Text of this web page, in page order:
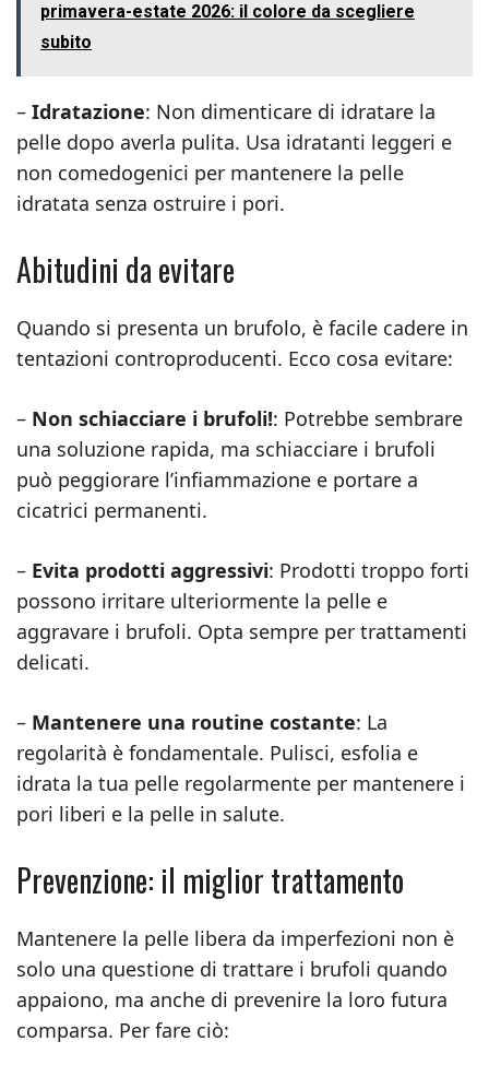
primavera-estate 2026: il colore da scegliere
subito
– Idratazione: Non dimenticare di idratare la
pelle dopo averla pulita. Usa idratanti leggeri e
non comedogenici per mantenere la pelle
idratata senza ostruire i pori.
Abitudini da evitare
Quando si presenta un brufolo, è facile cadere in
tentazioni controproducenti. Ecco cosa evitare:
– Non schiacciare i brufoli!: Potrebbe sembrare
una soluzione rapida, ma schiacciare i brufoli
può peggiorare l’infiammazione e portare a
cicatrici permanenti.
– Evita prodotti aggressivi: Prodotti troppo forti
possono irritare ulteriormente la pelle e
aggravare i brufoli. Opta sempre per trattamenti
delicati.
– Mantenere una routine costante: La
regolarità è fondamentale. Pulisci, esfolia e
idrata la tua pelle regolarmente per mantenere i
pori liberi e la pelle in salute.
Prevenzione: il miglior trattamento
Mantenere la pelle libera da imperfezioni non è
solo una questione di trattare i brufoli quando
appaiono, ma anche di prevenire la loro futura
comparsa. Per fare ciò: